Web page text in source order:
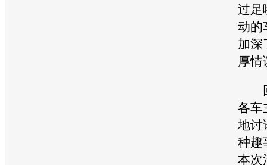
过足
动的
加深
厚情
回
各车
地讨
种趣
本次